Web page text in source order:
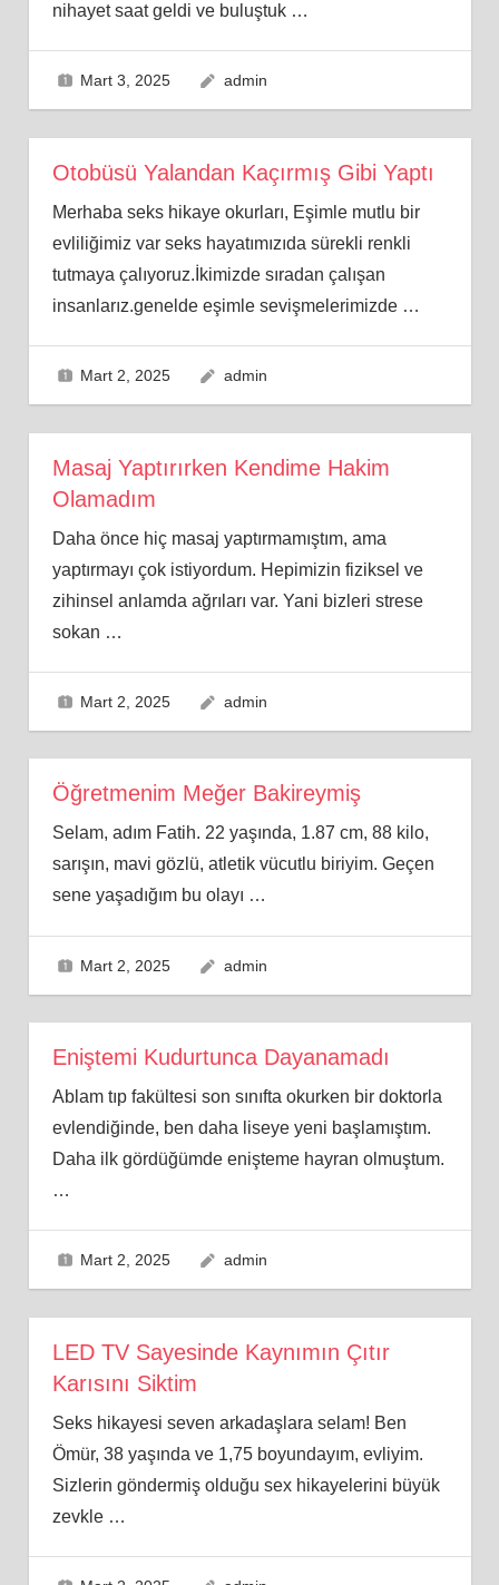
nihayet saat geldi ve buluştuk …
Mart 3, 2025 admin
Otobüsü Yalandan Kaçırmış Gibi Yaptı
Merhaba seks hikaye okurları, Eşimle mutlu bir
evliliğimiz var seks hayatımızıda sürekli renkli
tutmaya çalıyoruz.İkimizde sıradan çalışan
insanlarız.genelde eşimle sevişmelerimizde …
Mart 2, 2025 admin
Masaj Yaptırırken Kendime Hakim
Olamadım
Daha önce hiç masaj yaptırmamıştım, ama
yaptırmayı çok istiyordum. Hepimizin fiziksel ve
zihinsel anlamda ağrıları var. Yani bizleri strese
sokan …
Mart 2, 2025 admin
Öğretmenim Meğer Bakireymiş
Selam, adım Fatih. 22 yaşında, 1.87 cm, 88 kilo,
sarışın, mavi gözlü, atletik vücutlu biriyim. Geçen
sene yaşadığım bu olayı …
Mart 2, 2025 admin
Eniştemi Kudurtunca Dayanamadı
Ablam tıp fakültesi son sınıfta okurken bir doktorla
evlendiğinde, ben daha liseye yeni başlamıştım.
Daha ilk gördüğümde enişteme hayran olmuştum.
…
Mart 2, 2025 admin
LED TV Sayesinde Kaynımın Çıtır
Karısını Siktim
Seks hikayesi seven arkadaşlara selam! Ben
Ömür, 38 yaşında ve 1,75 boyundayım, evliyim.
Sizlerin göndermiş olduğu sex hikayelerini büyük
zevkle …